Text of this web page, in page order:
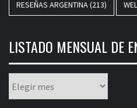
RESEÑAS ARGENTINA(213)
LISTADO MENSUAL DE
mensual